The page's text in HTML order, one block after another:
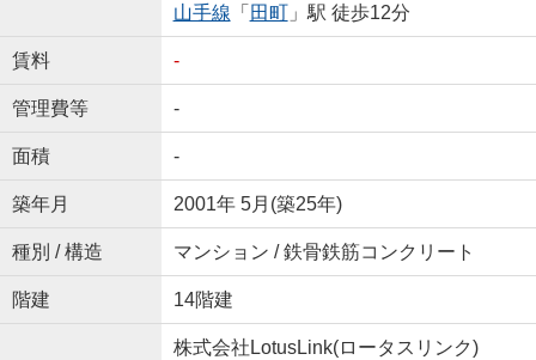
山手線 「 田町」駅 徒歩12分
賃料 -
管理費等 -
面積 -
築年月 2001年 5月(築25年)
種別 / 構造 マンション / 鉄骨鉄筋コンクリート
階建 14階建
株式会社LotusLink(ロータスリンク)